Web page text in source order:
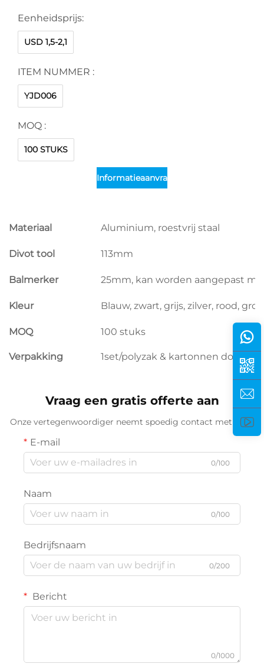
Eenheidsprijs:
USD 1,5-2,1
ITEM NUMMER :
YJD006
MOQ :
100 STUKS
Informatieaanvraag
Materiaal Aluminium, roestvrij staal
Divot tool 113mm
Balmerker 25mm, kan worden aangepast
Kleur Blauw, zwart, grijs, zilver, rood,
MOQ 100 stuks
Verpakking 1set/polyzak & kartonnen doos,
Vraag een gratis offerte aan
Onze vertegenwoordiger neemt spoedig contact met u op.
E-mail
0/100
Naam
0/100
Bedrijfsnaam
0/200
Bericht
0/1000